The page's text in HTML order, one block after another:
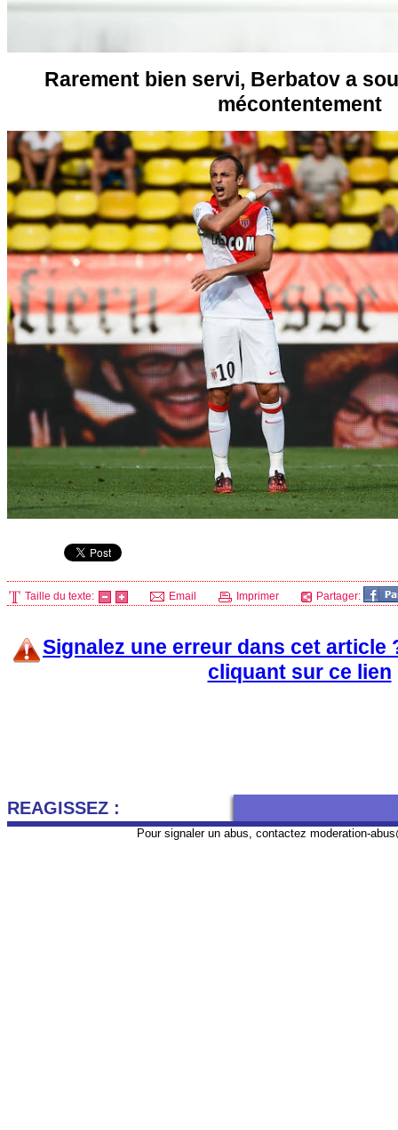
Rarement bien servi, Berbatov a
mécontentement
Taille du texte: Email Imprimer Partager:
Signalez une erreur dans cet article
cliquant sur ce lien
REAGISSEZ :
Pour signaler un abus, contactez moderation-